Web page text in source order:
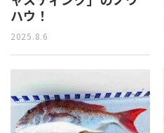
ハウ！
2025.8.6